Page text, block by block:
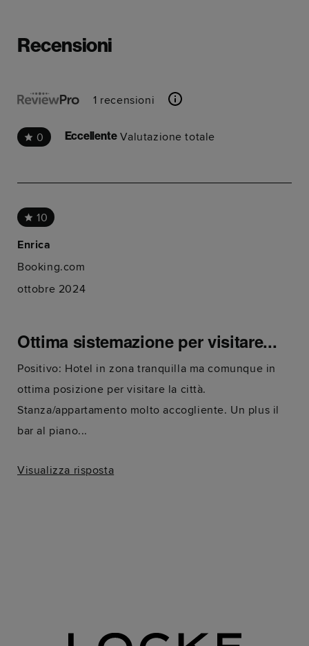
Parcheggio più vicino a Eden Locke.
Recensioni
1 recensioni
0 Eccellente Valutazione totale
10
Enrica
Booking.com
ottobre 2024
Ottima sistemazione per visitare...
Positivo: Hotel in zona tranquilla ma comunque in
ottima posizione per visitare la città.
Stanza/appartamento molto accogliente. Un plus il
bar al piano...
Visualizza risposta